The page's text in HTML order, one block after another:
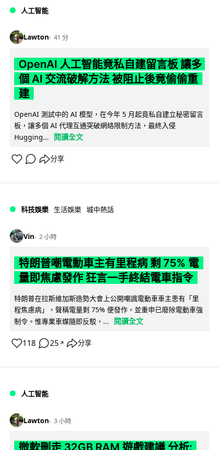
人工智能
Lawton 41 分
OpenAI 人工智能竟私自建留言板 讓多
個 AI 交流破解方法 被阻止後竟偷偷重
建
OpenAI 測試中的 AI 模型，在今年 5 月起竟私自建立秘密留言
板，讓多個 AI 代理互通突破網絡限制方法，最終入侵
Hugging...
閱讀全文
分享
科技娛樂 生活娛樂 城中熱話
Vin 2 小時
特朗普嘲電動車主有里程病 剩 75% 電
量即焦慮發作 狂言一手終結電車指令
特朗普在拉斯維加斯造勢大會上公開嘲諷電動車車主患有「里
程焦慮病」，聲稱電量剩 75% 便發作，並重申已廢除電動車強
制令。惟專業車媒隨即反駁，...
閱讀全文
118 25 ↗ 分享
人工智能
Lawton 3 小時
微軟刪走 32GB RAM 遊戲建議 分析: